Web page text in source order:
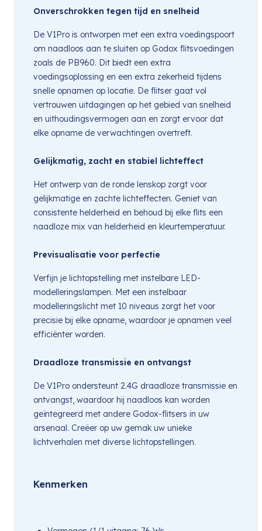
Onverschrokken tegen tijd en snelheid
De V1Pro is ontworpen met een extra voedingspoort
om naadloos aan te sluiten op Godox flitsvoedingen
zoals de PB960. Dit biedt een extra
voedingsoplossing en een extra zekerheid tijdens
snelle opnamen op locatie. De flitser gaat vol
vertrouwen uitdagingen op het gebied van snelheid
en uithoudingsvermogen aan en zorgt ervoor dat
elke opname de verwachtingen overtreft.
Gelijkmatig, zacht en stabiel lichteffect
Het ontwerp van de ronde lenskop zorgt voor
gelijkmatige en zachte lichteffecten. Geniet van
consistente helderheid en behoud bij elke flits een
naadloze mix van helderheid en kleurtemperatuur.
Previsualisatie voor perfectie
Verfijn je lichtopstelling met instelbare LED-
modelleringslampen. Met een instelbaar
modelleringslicht met 10 niveaus zorgt het voor
precisie bij elke opname, waardoor je opnamen veel
efficiënter worden.
Draadloze transmissie en ontvangst
De V1Pro ondersteunt 2.4G draadloze transmissie en
ontvangst, waardoor hij naadloos kan worden
geïntegreerd met andere Godox-flitsers in uw
arsenaal. Creëer op uw gemak uw unieke
lichtverhalen met diverse lichtopstellingen.
Kenmerken